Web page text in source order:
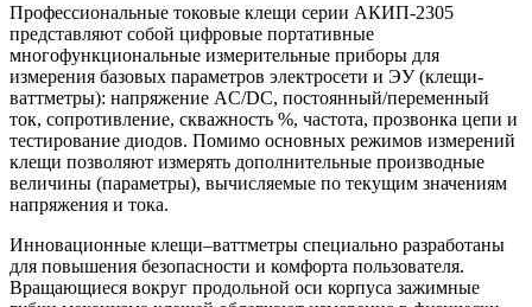
Профессиональные токовые клещи серии АКИП-2305
представляют собой цифровые портативные
многофункциональные измерительные приборы для
измерения базовых параметров электросети и ЭУ (клещи-
ваттметры): напряжение AC/DC, постоянный/переменный
ток, сопротивление, скважность %, частота, прозвонка цепи и
тестирование диодов. Помимо основных режимов измерений
клещи позволяют измерять дополнительные производные
величины (параметры), вычисляемые по текущим значениям
напряжения и тока.
Инновационные клещи–ваттметры специально разработаны
для повышения безопасности и комфорта пользователя.
Вращающиеся вокруг продольной оси корпуса зажимные